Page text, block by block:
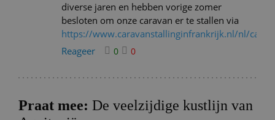
diverse jaren en hebben vorige zomer
besloten om onze caravan er te stallen via
https://www.caravanstallinginfrankrijk.nl/nl/
Reageer
0 0
Praat mee: De veelzijdige kustlijn van